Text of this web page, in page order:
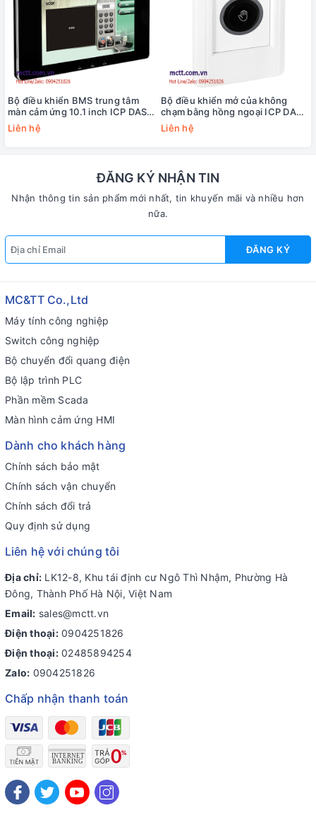
Bộ điều khiển BMS trung tâm
màn cảm ứng 10.1 inch ICP DAS
HA-401 CR
Liên hệ
Bộ điều khiển mở của không
chạm bằng hồng ngoại ICP DAS
ACS-20W-MRTU CR
Liên hệ
ĐĂNG KÝ NHẬN TIN
Nhận thông tin sản phẩm mới nhất, tin khuyến mãi và nhiều hơn
nữa.
ĐĂNG KÝ
MC&TT Co.,Ltd
Máy tính công nghiệp
Switch công nghiệp
Bộ chuyển đổi quang điện
Bộ lập trình PLC
Phần mềm Scada
Màn hình cảm ứng HMI
Dành cho khách hàng
Chính sách bảo mật
Chính sách vận chuyển
Chính sách đổi trả
Quy định sử dụng
Liên hệ với chúng tôi
Địa chỉ: LK12-8, Khu tái định cư Ngô Thì Nhậm, Phường Hà
Đông, Thành Phố Hà Nội, Việt Nam
Email: sales@mctt.vn
Điện thoại: 0904251826
Điện thoại: 02485894254
Zalo: 0904251826
Chấp nhận thanh toán